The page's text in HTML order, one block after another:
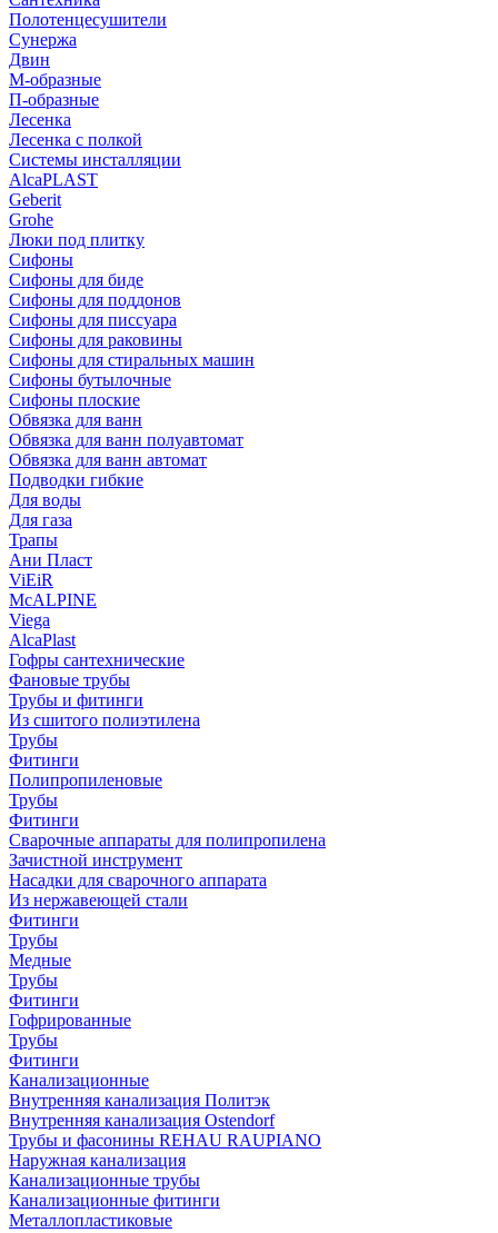
Полотенцесушители
Сунержа
Двин
М-образные
П-образные
Лесенка
Лесенка с полкой
Системы инсталляции
AlcaPLAST
Geberit
Grohe
Люки под плитку
Сифоны
Сифoны для биде
Сифoны для поддонов
Сифoны для писсуара
Сифоны для раковины
Сифоны для стиральных машин
Сифоны бутылочные
Сифоны плоские
Обвязка для ванн
Обвязка для ванн полуавтомат
Обвязка для ванн автомат
Подводки гибкие
Для воды
Для газа
Трапы
Ани Пласт
ViEiR
McALPINE
Viega
AlcaPlast
Гофры сантехнические
Фановые трубы
Трубы и фитинги
Из сшитого полиэтилена
Трубы
Фитинги
Полипропиленовые
Трубы
Фитинги
Сварочные аппараты для полипропилена
Зачистной инструмент
Насадки для сварочного аппарата
Из нержавеющей стали
Фитинги
Трубы
Медные
Трубы
Фитинги
Гофрированные
Трубы
Фитинги
Канализационные
Внутренняя канализация Политэк
Внутренняя канализация Ostendorf
Трубы и фасонины REHAU RAUPIANO
Наружная канализация
Канализационные трубы
Канализационные фитинги
Металлопластиковые